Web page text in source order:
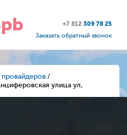
+7 812 309 78 25
Заказать обратный звонок
улица ул,